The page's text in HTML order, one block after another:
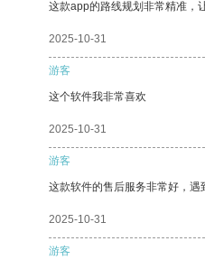
这款app的路线规划非常精准，
2025-10-31
游客
这个软件我非常喜欢
2025-10-31
游客
这款软件的售后服务非常好，遇
2025-10-31
游客